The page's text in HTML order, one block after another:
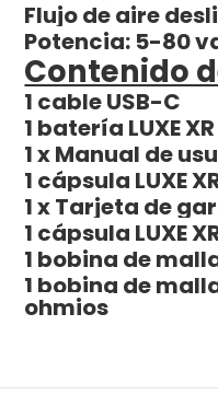
Flujo de aire
Potencia: 5-80
Contenido
1 cable USB-C
1 batería LUXE
1 x Manual de
1 cápsula LUXE
1 x Tarjeta de
1 cápsula LUXE
1 bobina de
1 bobina de
ohmios